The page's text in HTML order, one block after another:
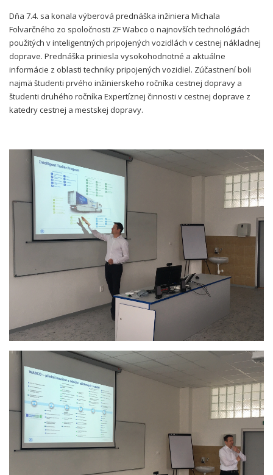
Dňa 7.4. sa konala výberová prednáška inžiniera Michala
Folvarčného zo spoločnosti ZF Wabco o najnovších technológiách
použitých v inteligentných pripojených vozidlách v cestnej nákladnej
doprave. Prednáška priniesla vysokohodnotné a aktuálne
informácie z oblasti techniky pripojených vozidiel. Zúčastnení boli
najmä študenti prvého inžinierskeho ročníka cestnej dopravy a
študenti druhého ročníka Expertíznej činnosti v cestnej doprave z
katedry cestnej a mestskej dopravy.